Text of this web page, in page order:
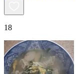
18